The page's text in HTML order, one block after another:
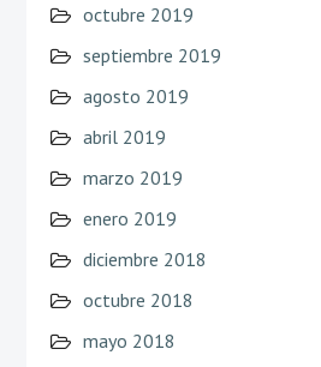
octubre 2019
septiembre 2019
agosto 2019
abril 2019
marzo 2019
enero 2019
diciembre 2018
octubre 2018
mayo 2018